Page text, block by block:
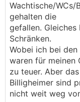
Wachtische/WCs/
gehalten die
gefallen.
Schränken.
Wobei ich bei
waren für meinen
zu teuer. Aber
Billigheimer sind
nicht weit weg